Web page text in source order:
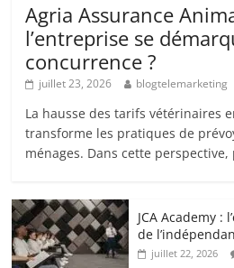
Agria Assurance
l’entreprise se
concurrence ?
juillet 23, 2026 blogtelemarketing
La hausse des tarifs vétérinaires
transforme les pratiques de
ménages. Dans cette perspective,
JCA Academy :
de
juillet 22, 2026